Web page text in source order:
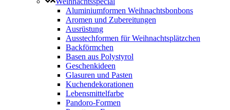
Aluminiumformen Weihnachtsbonbons
Aromen und Zubereitungen
Ausrüstung
Ausstechformen für Weihnachtsplätzchen
Backförmchen
Basen aus Polystyrol
Geschenkideen
Glasuren und Pasten
Kuchendekorationen
Lebensmittelfarbe
Pandoro-Formen